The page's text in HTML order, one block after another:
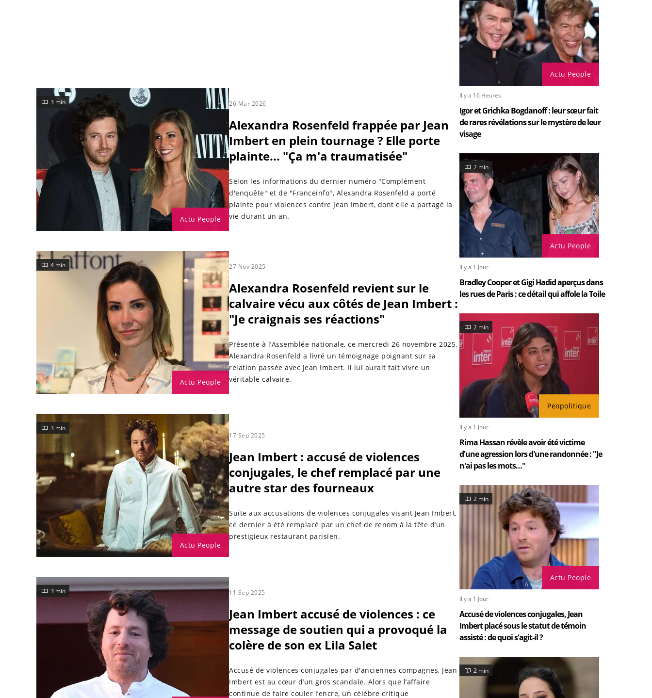
Actu People
3 min 26 Mar 2026
Alexandra Rosenfeld frappée par Jean
Imbert en plein tournage ? Elle porte
plainte... "Ça m'a traumatisée"
Selon les informations du dernier numéro "Complément
d'enquête" et de "Franceinfo", Alexandra Rosenfeld a porté
plainte pour violences contre Jean Imbert, dont elle a partagé la
vie durant un an.
Actu People
4 min 27 Nov 2025
Alexandra Rosenfeld revient sur le
calvaire vécu aux côtés de Jean Imbert :
"Je craignais ses réactions"
Présente à l’Assemblée nationale, ce mercredi 26 novembre 2025,
Alexandra Rosenfeld a livré un témoignage poignant sur sa
relation passée avec Jean Imbert. Il lui aurait fait vivre un
véritable calvaire.
Actu People
3 min
17 Sep 2025
Jean Imbert : accusé de violences
conjugales, le chef remplacé par une
autre star des fourneaux
Suite aux accusations de violences conjugales visant Jean Imbert,
ce dernier à été remplacé par un chef de renom à la tête d’un
prestigieux restaurant parisien.
3 min 11 Sep 2025
Jean Imbert accusé de violences : ce
message de soutien qui a provoqué la
colère de son ex Lila Salet
Accusé de violences conjugales par d'anciennes compagnes, Jean
Imbert est au cœur d’un gros scandale. Alors que l’affaire
continue de faire couler l’encre, un célèbre critique
Actu People
Il y a 16 Heures
Igor et Grichka Bogdanoff : leur sœur fait
de rares révélations sur le mystère de leur
visage
Actu People
2 min
Il y a 1 Jour
Bradley Cooper et Gigi Hadid aperçus dans
les rues de Paris : ce détail qui affole la Toile
Peopolitique
2 min
Il y a 1 Jour
Rima Hassan révèle avoir été victime
d'une agression lors d'une randonnée : "Je
n'ai pas les mots…"
Actu People
2 min
Il y a 1 Jour
Accusé de violences conjugales, Jean
Imbert placé sous le statut de témoin
assisté : de quoi s'agit-il ?
2 min